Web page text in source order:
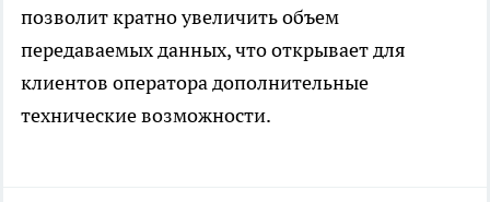
позволит кратно увеличить объем
передаваемых данных, что открывает для
клиентов оператора дополнительные
технические возможности.